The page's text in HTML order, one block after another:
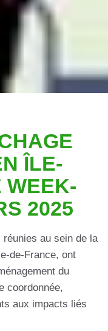
ÎLE-
WEEK-
2025
réunies au sein de la
de-France, ont
du
coordonnée,
aux impacts liés